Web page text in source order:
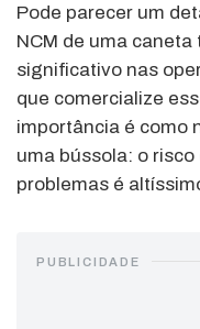
Pode parecer um
NCM de uma
significativo nas
que comercialize
importância é como
uma bússola: o
problemas é
PUBLICIDADE